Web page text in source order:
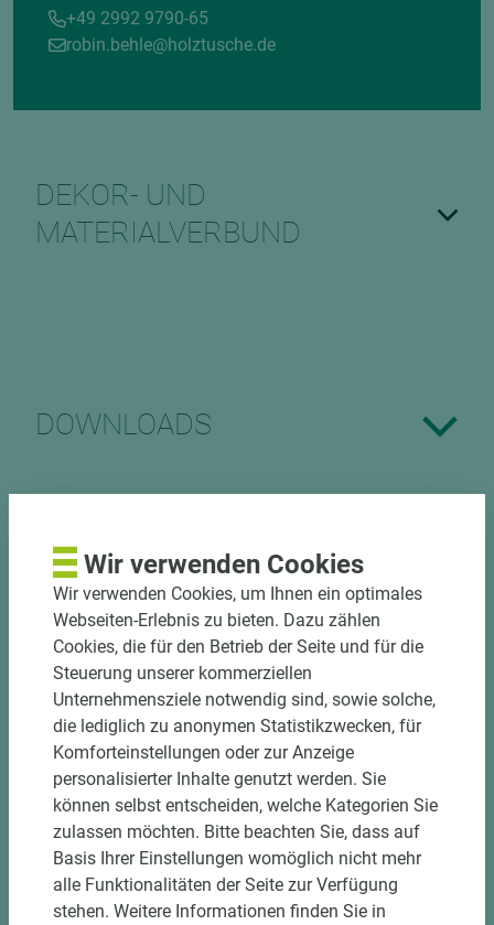
+49 2992 9790-65
robin.behle@holztusche.de
DEKOR- UND
MATERIALVERBUND
DOWNLOADS
Nutzen Sie unseren
Zuschnittservice
Bekantungsfähiger Fixmaßzuschnitt maßhaltig
und winkelgenau
Hohe und präzise Leistung durch
halbautomatische Beschickung
Einzelteiletikettierung auf Wunsch möglich
Materialschonende und kundengerechte
Verpackung der Fixmaße
Jetzt Zuschnitt anfragen
Wir verwenden Cookies
Wir verwenden Cookies, um Ihnen ein optimales
Webseiten-Erlebnis zu bieten. Dazu zählen
Cookies, die für den Betrieb der Seite und für die
Steuerung unserer kommerziellen
Unternehmensziele notwendig sind, sowie solche,
die lediglich zu anonymen Statistikzwecken, für
Komforteinstellungen oder zur Anzeige
personalisierter Inhalte genutzt werden. Sie
können selbst entscheiden, welche Kategorien Sie
zulassen möchten. Bitte beachten Sie, dass auf
Basis Ihrer Einstellungen womöglich nicht mehr
alle Funktionalitäten der Seite zur Verfügung
stehen. Weitere Informationen finden Sie in